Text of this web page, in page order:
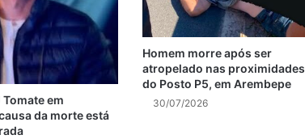
em
da morte está
Homem morre após ser
atropelado nas proximidades
do Posto P5, em Arembepe
30/07/2026